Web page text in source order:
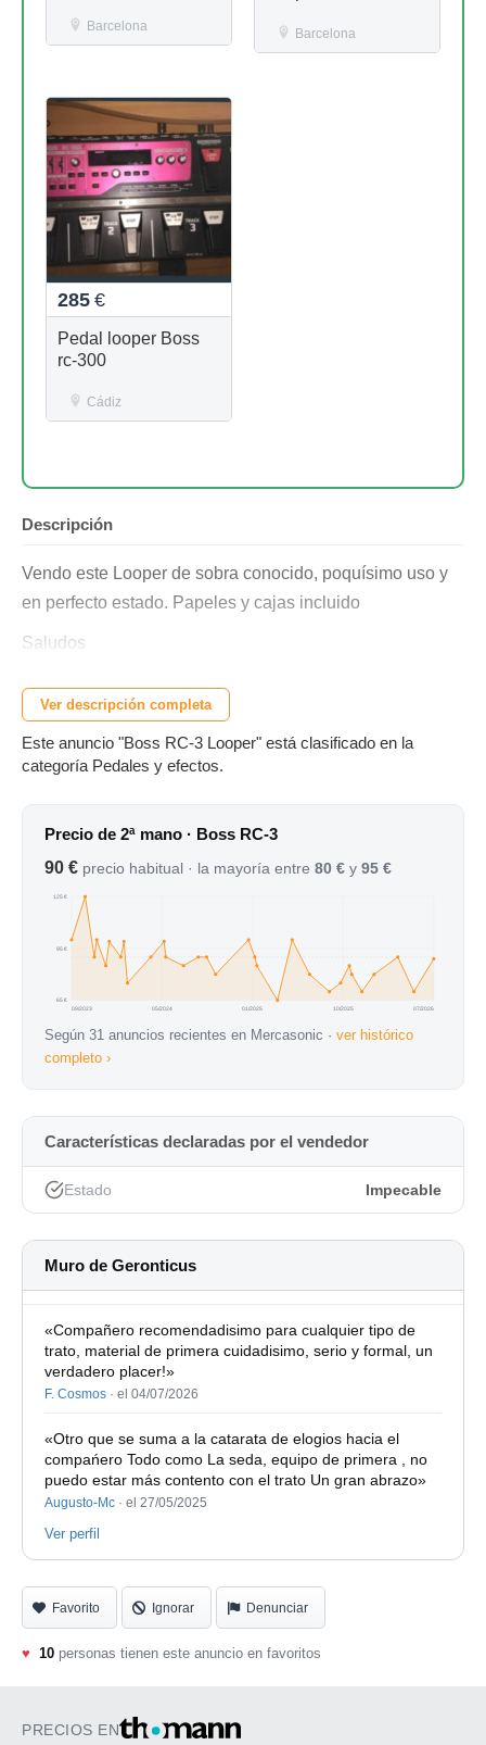
Barcelona Barcelona
285 €
Pedal looper Boss
rc-300
Cádiz
Descripción
Vendo este Looper de sobra conocido, poquísimo uso y
en perfecto estado. Papeles y cajas incluido
Saludos
Ver descripción completa
Este anuncio "Boss RC-3 Looper" está clasificado en la
categoría Pedales y efectos.
Precio de 2ª mano · Boss RC-3
90 € precio habitual · la mayoría entre 80 € y 95 €
65 €
95 €
125 €
09/2023 05/2024 01/2025 10/2025 07/2026
Según 31 anuncios recientes en Mercasonic · ver histórico
completo ›
Características declaradas por el vendedor
Estado Impecable
Muro de Geronticus
«Compañero recomendadisimo para cualquier tipo de
trato, material de primera cuidadisimo, serio y formal, un
verdadero placer!»
F. Cosmos · el 04/07/2026
«Otro que se suma a la catarata de elogios hacia el
compańero Todo como La seda, equipo de primera , no
puedo estar más contento con el trato Un gran abrazo»
Augusto-Mc · el 27/05/2025
Ver perfil
Favorito Ignorar Denunciar
♥ 10 personas tienen este anuncio en favoritos
PRECIOS EN